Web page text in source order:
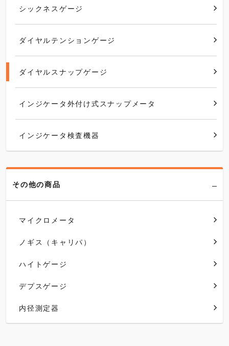
シックネスゲージ
ダイヤルテンションゲージ
ダイヤルスナップゲージ
インジケータ外付け式スナップメータ
インジケータ検査機器
その他の商品
マイクロメータ
ノギス（キャリパ）
ハイトゲージ
デプスゲージ
内径測定器